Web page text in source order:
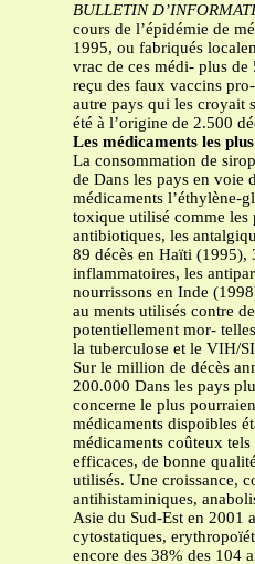
BULLETIN
cours de l’épidémie de
1995, ou fabriqués
vrac de ces médi- plus de
reçu des faux vaccins
autre pays qui les croyait
été à l’origine de 2.500
Les médicaments les
La consommation de
de Dans les pays en voie
médicaments l’éthylène-
toxique utilisé comme les
antibiotiques, les
89 décès en Haïti (1995),
inflammatoires, les
nourrissons en Inde
au ments utilisés contre
potentiellement mor-
la tuberculose et le VIH/
Sur le million de décès
200.000 Dans les pays
concerne le plus
médicaments dispoibles
médicaments coûteux
efficaces, de bonne
utilisés. Une croissance,
antihistaminiques,
Asie du Sud-Est en 2001
cytostatiques,
encore des 38% des 104